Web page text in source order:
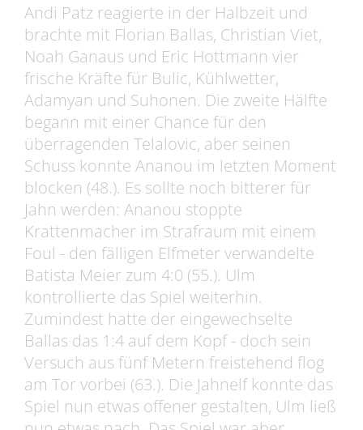
Andi Patz reagierte in der Halbzeit und
brachte mit Florian Ballas, Christian Viet,
Noah Ganaus und Eric Hottmann vier
frische Kräfte für Bulic, Kühlwetter,
Adamyan und Suhonen. Die zweite Hälfte
begann mit einer Chance für den
überragenden Telalovic, aber seinen
Schuss konnte Ananou im letzten Moment
blocken (48.). Es sollte noch bitterer für
Jahn werden: Ananou stoppte
Krattenmacher im Strafraum mit einem
Foul - den fälligen Elfmeter verwandelte
Batista Meier zum 4:0 (55.). Ulm
kontrollierte das Spiel weiterhin.
Zumindest hatte der eingewechselte
Ballas das 1:4 auf dem Kopf - doch sein
Versuch aus fünf Metern freistehend flog
am Tor vorbei (63.). Die Jahnelf konnte das
Spiel nun etwas offener gestalten, Ulm ließ